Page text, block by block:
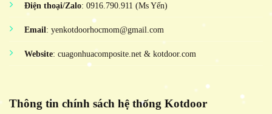
Điện thoại/Zalo: 0916.790.911 (Ms Yến)
Email: yenkotdoorhocmom@gmail.com
Website: cuagonhuacomposite.net & kotdoor.com
Thông tin chính sách hệ thống Kotdoor